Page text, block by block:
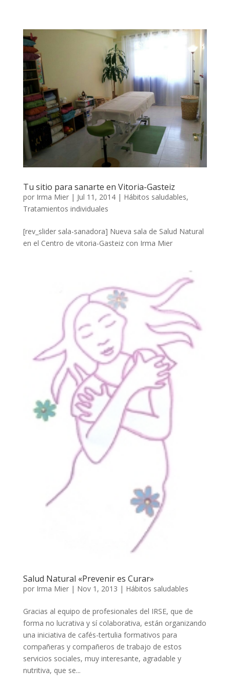
Tu sitio para sanarte en Vitoria-Gasteiz
por Irma Mier| Jul 11, 2014| Hábitos saludables,
Tratamientos individuales
[rev_slider sala-sanadora] Nueva sala de Salud Natural
en el Centro de vitoria-Gasteiz con Irma Mier
Salud Natural «Prevenir es Curar»
por Irma Mier| Nov 1, 2013 | Hábitos saludables
Gracias al equipo de profesionales del IRSE, que de
forma no lucrativa y sí colaborativa, están organizando
una iniciativa de cafés-tertulia formativos para
compañeras y compañeros de trabajo de estos
servicios sociales, muy interesante, agradable y
nutritiva, que se...